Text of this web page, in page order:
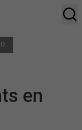
FIN DES GELS DES COMPTES-CONJOINTS EN CAS DE DÉCÈS
en